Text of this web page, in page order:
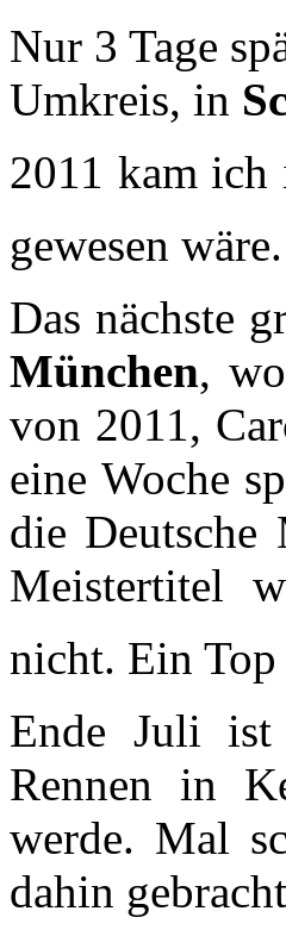
Nur 3 Tage
Umkreis, in
2011 kam ich
gewesen
Das nächste
München,
von 2011,
eine Woche
die Deutsche
Meistertitel
nicht. Ein
Ende Juli ist
Rennen in
werde. Mal
dahin